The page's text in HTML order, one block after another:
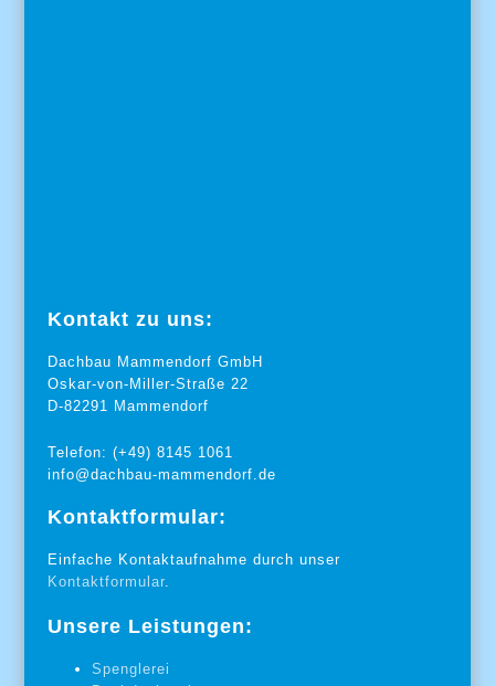
Kontakt zu uns:
Dachbau Mammendorf GmbH
Oskar-von-Miller-Straße 22
D-82291 Mammendorf
Telefon: (+49) 8145 1061
info@dachbau-mammendorf.de
Kontaktformular:
Einfache Kontaktaufnahme durch unser
Kontaktformular.
Unsere Leistungen:
Spenglerei